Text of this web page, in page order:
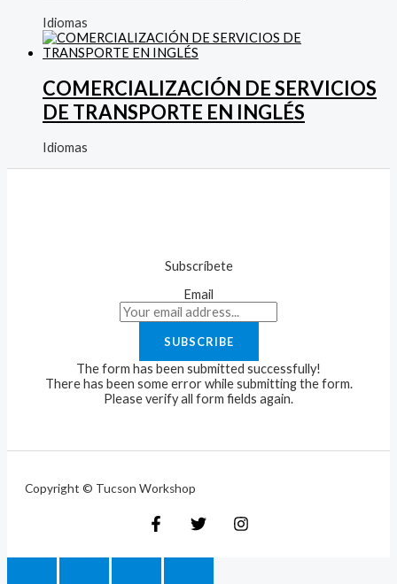
Idiomas
COMERCIALIZACIÓN DE SERVICIOS
DE TRANSPORTE EN INGLÉS
Idiomas
Subscríbete
Email
SUBSCRIBE
The form has been submitted successfully!
There has been some error while submitting the form.
Please verify all form fields again.
Copyright © Tucson Workshop